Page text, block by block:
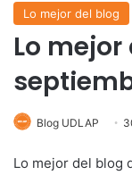
Lo mejor del blog
Lo
Blog UDLAP
Lo mejor del blog